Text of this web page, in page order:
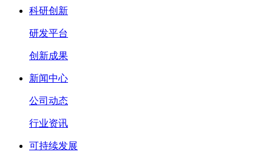
科研创新
研发平台
创新成果
新闻中心
公司动态
行业资讯
可持续发展